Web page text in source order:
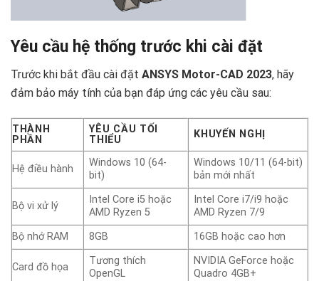
Yêu cầu hệ thống trước khi cài đặt
Trước khi bắt đầu cài đặt ANSYS Motor-CAD 2023, hãy
đảm bảo máy tính của bạn đáp ứng các yêu cầu sau:
THÀNH
PHẦN
YÊU CẦU TỐI
THIỂU
KHUYẾN NGHỊ
Hệ điều hành
Windows 10 (64-
bit)
Windows 10/11 (64-bit)
bản mới nhất
Bộ vi xử lý
Intel Core i5 hoặc
AMD Ryzen 5
Intel Core i7/i9 hoặc
AMD Ryzen 7/9
Bộ nhớ RAM
8GB 16GB hoặc cao hơn
Card đồ họa
Tương thích
OpenGL
NVIDIA GeForce hoặc
Quadro 4GB+